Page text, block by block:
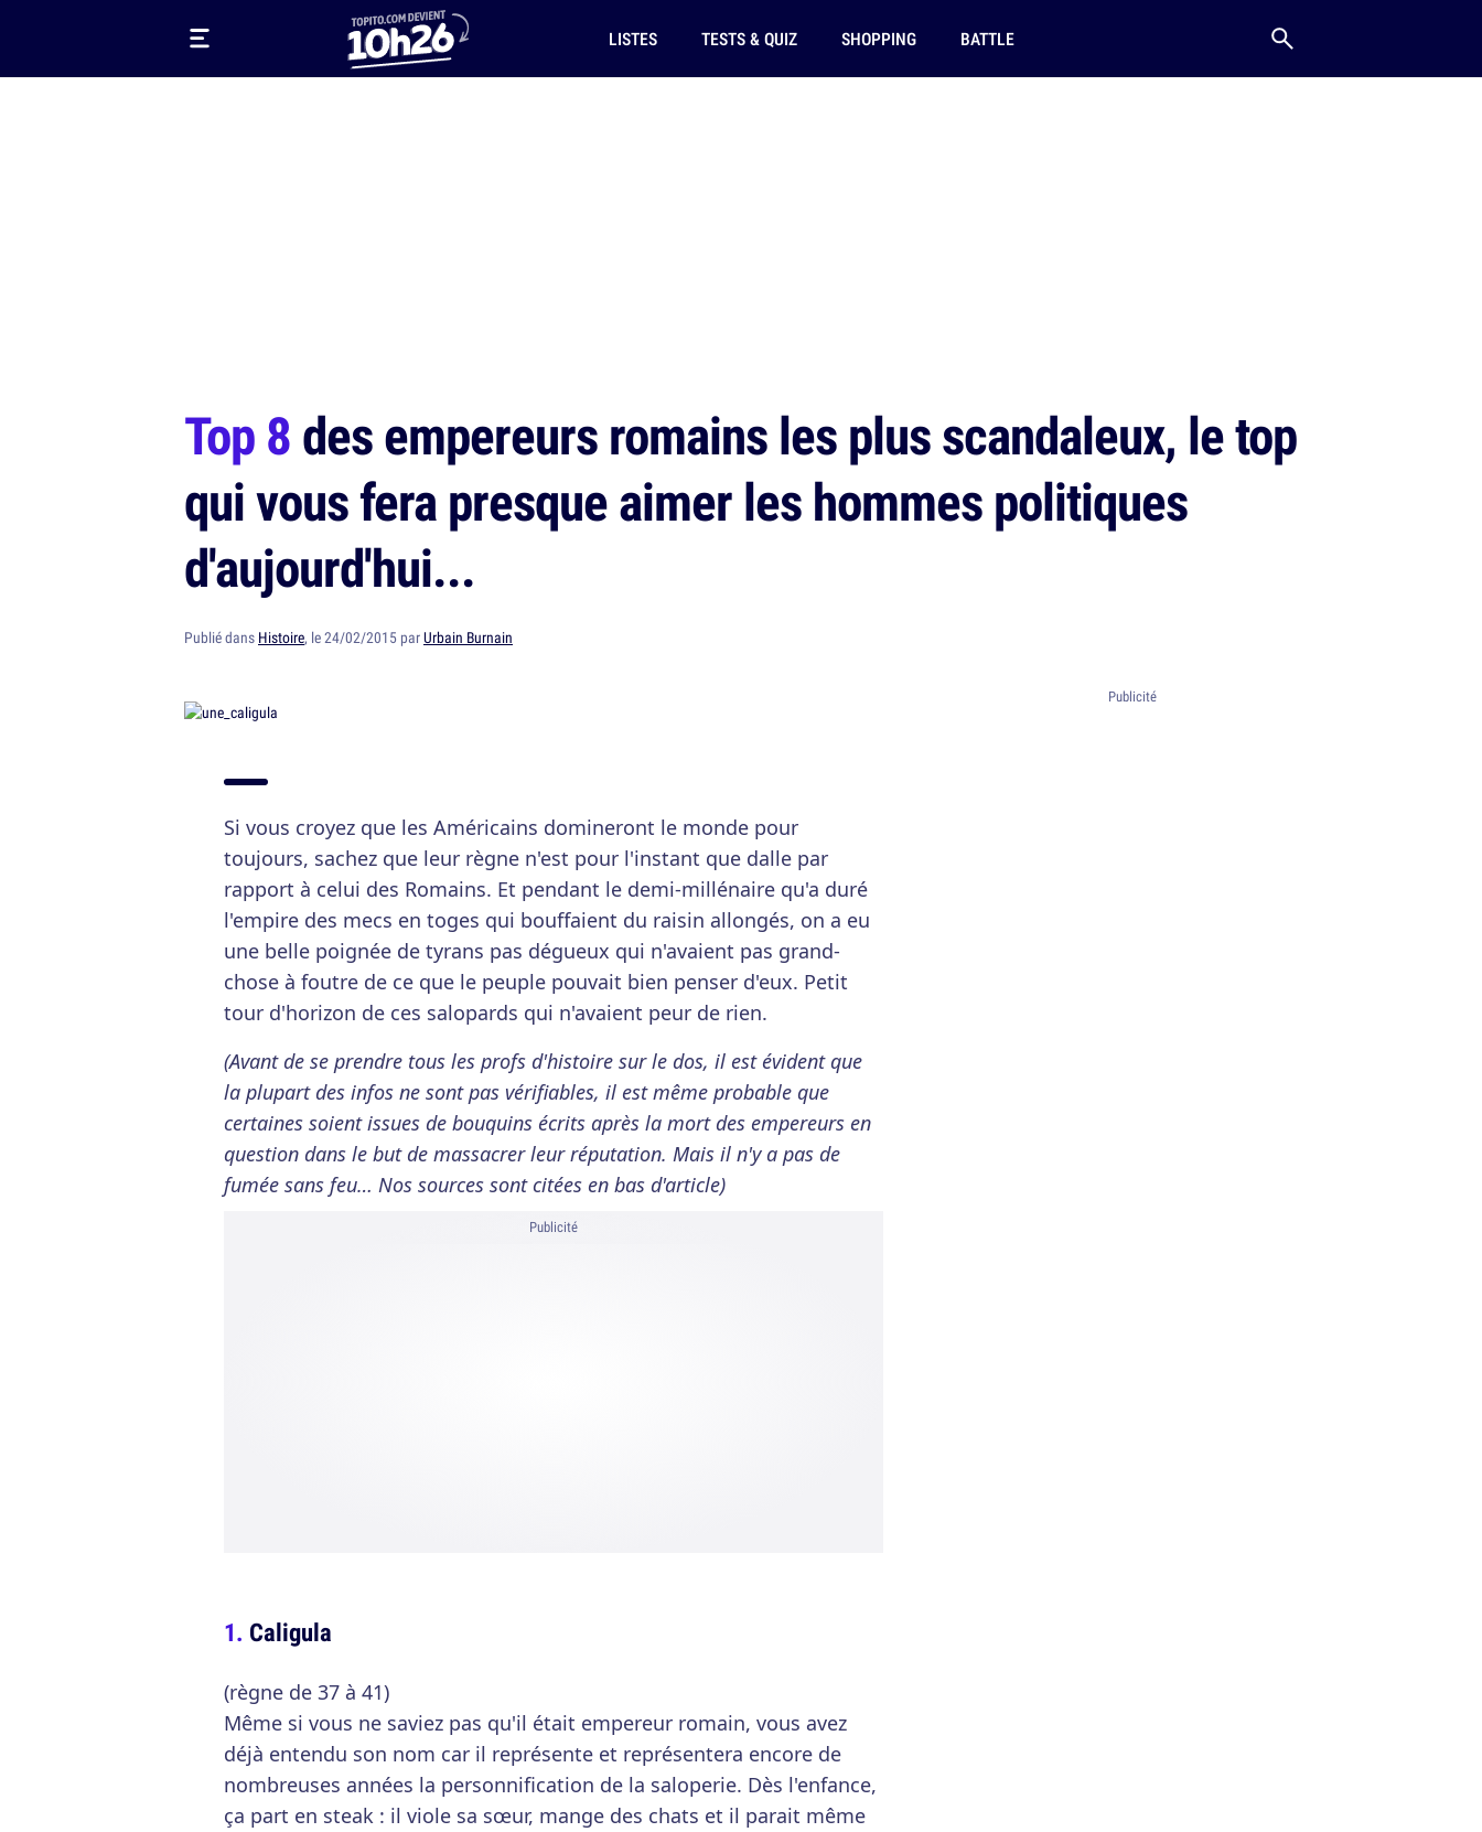
LISTES TESTS & QUIZ SHOPPING BATTLE
Top 8des empereurs romains les plus scandaleux, le top
qui vous fera presque aimer les hommes politiques
d'aujourd'hui...
Publié dans Histoire, le 24/02/2015 parUrbain Burnain
Si vous croyez que les Américains domineront le monde pour
toujours, sachez que leur règne n'est pour l'instant que dalle par
rapport à celui des Romains. Et pendant le demi-millénaire qu'a duré
l'empire des mecs en toges qui bouffaient du raisin allongés, on a eu
une belle poignée de tyrans pas dégueux qui n'avaient pas grand-
chose à foutre de ce que le peuple pouvait bien penser d'eux. Petit
tour d'horizon de ces salopards qui n'avaient peur de rien.
(Avant de se prendre tous les profs d'histoire sur le dos, il est évident que
la plupart des infos ne sont pas vérifiables, il est même probable que
certaines soient issues de bouquins écrits après la mort des empereurs en
question dans le but de massacrer leur réputation. Mais il n'y a pas de
fumée sans feu… Nos sources sont citées en bas d'article)
Publicité
Caligula
(règne de 37 à 41)
Même si vous ne saviez pas qu'il était empereur romain, vous avez
déjà entendu son nom car il représente et représentera encore de
nombreuses années la personnification de la saloperie. Dès l'enfance,
ça part en steak : il viole sa sœur, mange des chats et il parait même